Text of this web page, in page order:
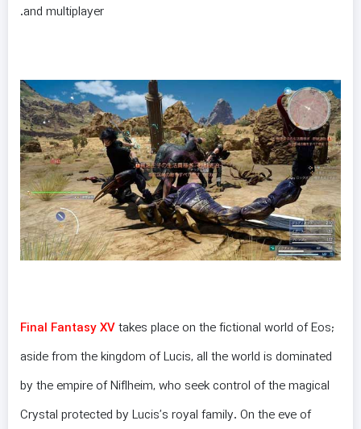
and multiplayer.
Final Fantasy XVtakes place on the fictional world of Eos;
aside from the kingdom of Lucis, all the world is dominated
by the empire of Niflheim, who seek control of the magical
Crystal protected by Lucis’s royal family. On the eve of